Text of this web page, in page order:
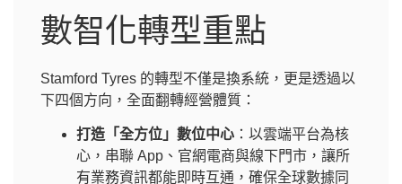
數智化轉型重點
Stamford Tyres 的轉型不僅是換系統，更是透過以
下四個方向，全面翻轉經營體質：
打造「全方位」數位中心 ：以雲端平台為核
心，串聯 App、官網電商與線下門市，讓所
有業務資訊都能即時互通，確保全球數據同